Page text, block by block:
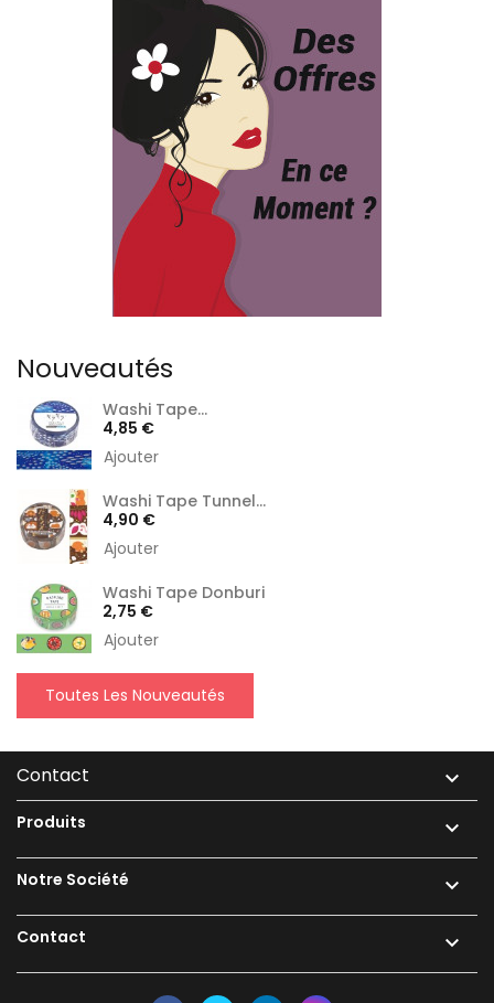
Nouveautés
Washi Tape...
Prix
4,85 €
Ajouter
Washi Tape Tunnel...
Prix
4,90 €
Ajouter
Washi Tape Donburi
Prix
2,75 €
Ajouter
Toutes Les Nouveautés
Contact 
Produits 
Notre Société 
Contact 